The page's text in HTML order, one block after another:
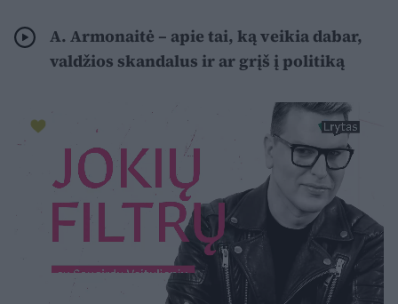
A. Armonaitė – apie tai, ką veikia dabar,
valdžios skandalus ir ar grįš į politiką